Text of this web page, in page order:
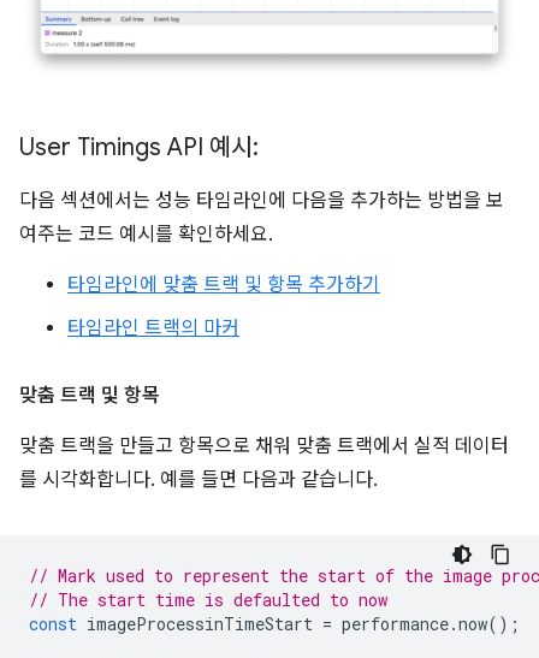
User Timings API 예시:
다음 섹션에서는 성능 타임라인에 다음을 추가하는 방법을 보
여주는 코드 예시를 확인하세요.
타임라인에 맞춤 트랙 및 항목 추가하기
타임라인 트랙의 마커
맞춤 트랙 및 항목
맞춤 트랙을 만들고 항목으로 채워 맞춤 트랙에서 실적 데이터
를 시각화합니다. 예를 들면 다음과 같습니다.
// Mark used to represent the start of the image
// The start time is defaulted to now
const imageProcessinTimeStart = performance.now();